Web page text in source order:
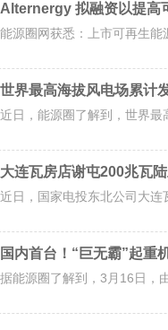
Alternergy 拟融资以提高
能源圈网获悉：上市可再生能
世界最高海拔风电场累计
近日，能源圈了解到，世界
大连瓦房店谢屯200兆瓦
近日，国家电投东北公司大连
国内首台！“巨无霸”起重
据能源圈了解到，3月16日，